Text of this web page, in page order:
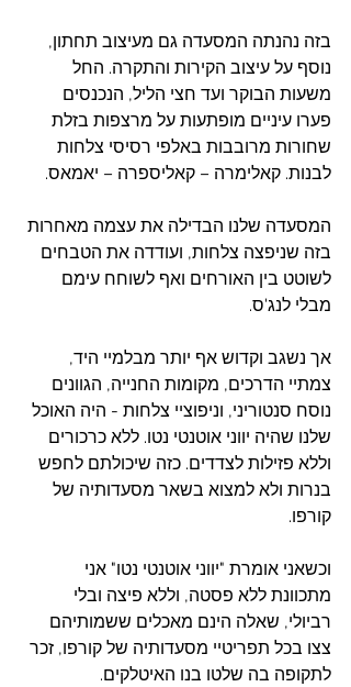
בזה נהנתה המסעדה גם מעיצוב תחתון,
נוסף על עיצוב הקירות והתקרה. החל
משעות הבוקר ועד חצי הליל, הנכנסים
פערו עיניים מופתעות על מרצפות בזלת
שחורות מרובבות באלפי רסיסי צלחות
לבנות. קאלימרה – קאליספרה – יאמאס.
המסעדה שלנו הבדילה את עצמה מאחרות
בזה שניפצה צלחות, ועודדה את הטבחים
לשוטט בין האורחים ואף לשוחח עימם
מבלי לנג'ס.
אך נשגב וקדוש אף יותר מבלמיי היד,
צמתיי הדרכים, מקומות החנייה, הגוונים
נוסח סנטוריני, וניפוציי צלחות - היה האוכל
שלנו שהיה יווני אוטנטי נטו. ללא כרכורים
וללא פזילות לצדדים. כזה שיכולתם לחפש
בנרות ולא למצוא בשאר מסעדותיה של
קורפו.
וכשאני אומרת "יווני אוטנטי נטו" אני
מתכוונת ללא פסטה, וללא פיצה ובלי
רביולי, שאלה הינם מאכלים ששמותיהם
צצו בכל תפריטיי מסעדותיה של קורפו, זכר
לתקופה בה שלטו בנו האיטלקים.